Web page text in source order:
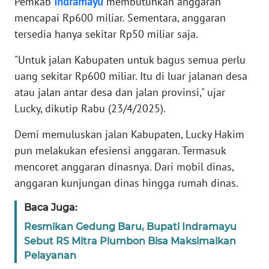
mencapai Rp600 miliar. Sementara, anggaran
tersedia hanya sekitar Rp50 miliar saja.
"Untuk jalan Kabupaten untuk bagus semua perlu
uang sekitar Rp600 miliar. Itu di luar jalanan desa
atau jalan antar desa dan jalan provinsi," ujar
Lucky, dikutip Rabu (23/4/2025).
Demi memuluskan jalan Kabupaten, Lucky Hakim
pun melakukan efesiensi anggaran. Termasuk
mencoret anggaran dinasnya. Dari mobil dinas,
anggaran kunjungan dinas hingga rumah dinas.
Baca Juga:
Resmikan Gedung Baru, Bupati Indramayu
Sebut RS Mitra Plumbon Bisa Maksimalkan
Pelayanan
WN
WN
NTB
WN
WN
SULBAR
WN
BABEL